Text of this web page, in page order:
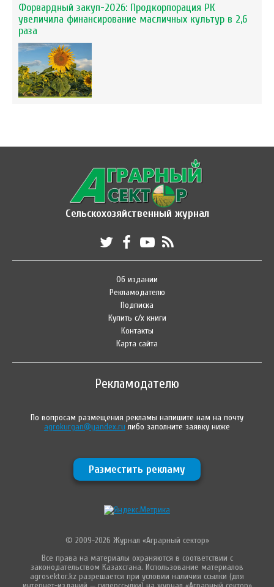
Форвардный закуп-2026: Продкорпорация РК
увеличила финансирование масличных культур в 2,6
раза
Сельскохозяйственный журнал
Об издании
Рекламодателю
Подписка
Купить с/х книги
Контакты
Карта сайта
Рекламодателю
По вопросам размещения рекламы напишите нам на почту
agrokurgan@yandex.ru либо заполните заявку ниже
Разместить рекламу
© 2009-2026 Журнал «Аграрный сектор»
Все права на материалы охраняются в соответствии с
законодательством Казахстана. Использование материалов
agrosektor.kz разрешается при условии наличия ссылки (для